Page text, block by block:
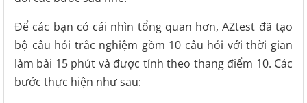
Để các bạn có cái nhìn tổng quan hơn, AZtest đã tạo
bộ câu hỏi trắc nghiệm gồm 10 câu hỏi với thời gian
làm bài 15 phút và được tính theo thang điểm 10. Các
bước thực hiện như sau: